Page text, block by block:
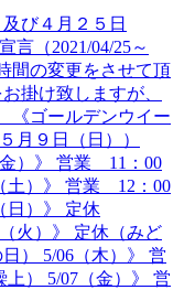
び４月２５日
言（2021/04/25～
間の変更をさせて頂
掛け致しますが、
《ゴールデンウイー
月９日（日））
金）》 営業 11：00
土）》 営業 12：00
日）》 定休
火）》 定休（みど
） 5/06（木）》 営
） 5/07（金）》 営